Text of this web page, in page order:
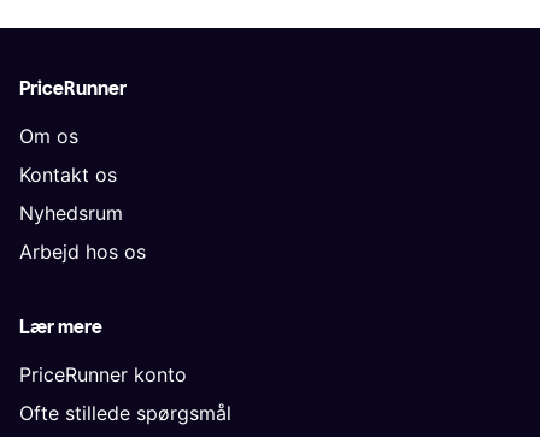
PriceRunner
Om os
Kontakt os
Nyhedsrum
Arbejd hos os
Lær mere
PriceRunner konto
Ofte stillede spørgsmål